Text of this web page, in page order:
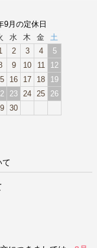
9月の定休日
水 木 金
土
2 3 4
5
9 10 11
12
16 17 18
19
23 24 25
26
30
て